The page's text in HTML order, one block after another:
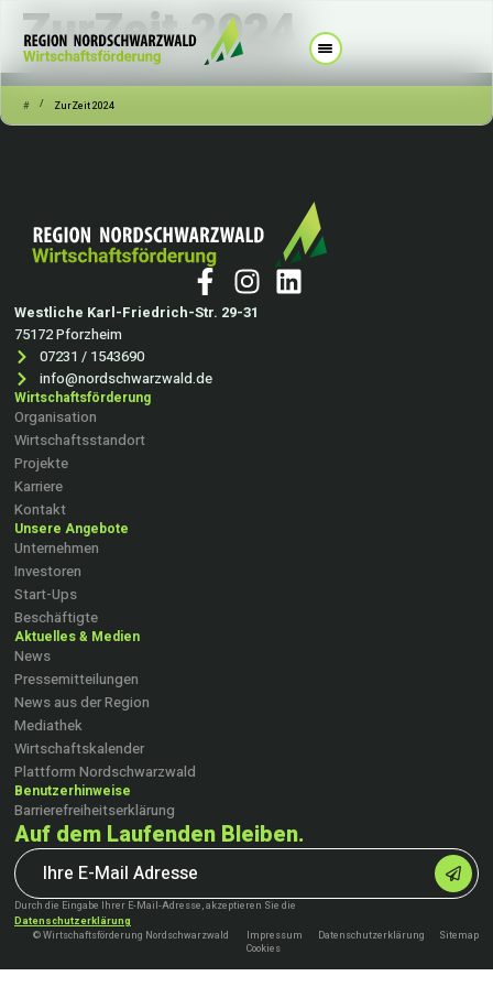
# / ZurZeit 2024
ZurZeit 2024
Westliche Karl-Friedrich-Str. 29-31
75172 Pforzheim
07231 / 1543690
info@nordschwarzwald.de
Wirtschaftsförderung
Organisation
Wirtschaftsstandort
Projekte
Karriere
Kontakt
Unsere Angebote
Unternehmen
Investoren
Start-Ups
Beschäftigte
Aktuelles & Medien
News
Pressemitteilungen
News aus der Region
Mediathek
Wirtschaftskalender
Plattform Nordschwarzwald
Benutzerhinweise
Barrierefreiheitserklärung
Auf dem Laufenden Bleiben.
Durch die Eingabe Ihrer E-Mail-Adresse, akzeptieren Sie die
Datenschutzerklärung
© Wirtschaftsförderung Nordschwarzwald
Impressum Datenschutzerklärung
Sitemap
Cookies